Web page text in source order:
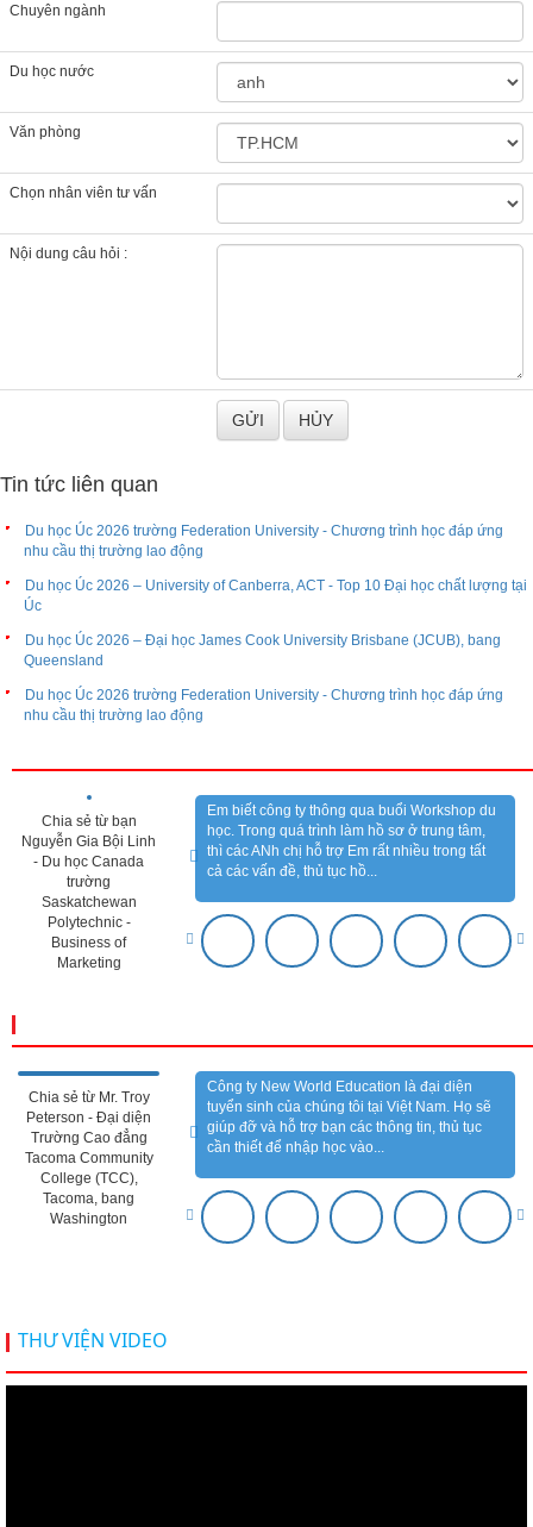
Chuyên ngành
Du học nước
Văn phòng
Chọn nhân viên tư vấn
Nội dung câu hỏi :
Tin tức liên quan
Du học Úc 2026 trường Federation University - Chương trình học đáp ứng
nhu cầu thị trường lao động
Du học Úc 2026 – University of Canberra, ACT - Top 10 Đại học chất lượng tại
Úc
Du học Úc 2026 – Đại học James Cook University Brisbane (JCUB), bang
Queensland
Du học Úc 2026 trường Federation University - Chương trình học đáp ứng
nhu cầu thị trường lao động
Chia sẻ từ bạn
Nguyễn Gia Bội Linh
- Du học Canada
trường
Saskatchewan
Polytechnic -
Business of
Marketing
Em biết công ty thông qua buổi Workshop du
học. Trong quá trình làm hồ sơ ở trung tâm,
thì các ANh chị hỗ trợ Em rất nhiều trong tất
cả các vấn đề, thủ tục hồ...
Chia sẻ từ Mr. Troy
Peterson - Đại diện
Trường Cao đẳng
Tacoma Community
College (TCC),
Tacoma, bang
Washington
Công ty New World Education là đại diện
tuyển sinh của chúng tôi tại Việt Nam. Họ sẽ
giúp đỡ và hỗ trợ bạn các thông tin, thủ tục
cần thiết để nhập học vào...
THƯ VIỆN VIDEO